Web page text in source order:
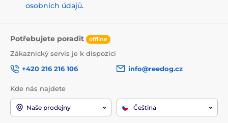
osobních údajů.
Potřebujete poradit offline
Zákaznický servis je k dispozici
+420 216 216 106
info@reedog.cz
Kde nás najdete
Naše prodejny Čeština